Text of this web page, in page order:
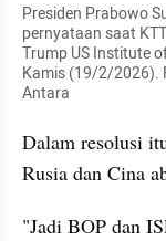
Presiden Prabowo
pernyataan saat
Trump US Institute
Kamis (19/2/2026).
Antara
Dalam resolusi
Rusia dan Cina
"Jadi BOP dan